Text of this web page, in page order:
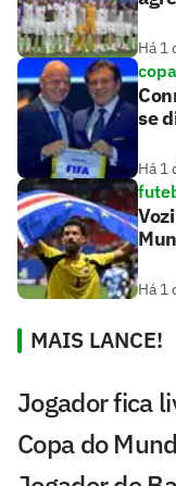
Há 1
se
Há 1
Há 1
MAIS LANCE!
Jogador fica
Copa do